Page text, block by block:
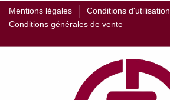
Mentions légales
Conditions d'utilisation
Conditions générales de vente